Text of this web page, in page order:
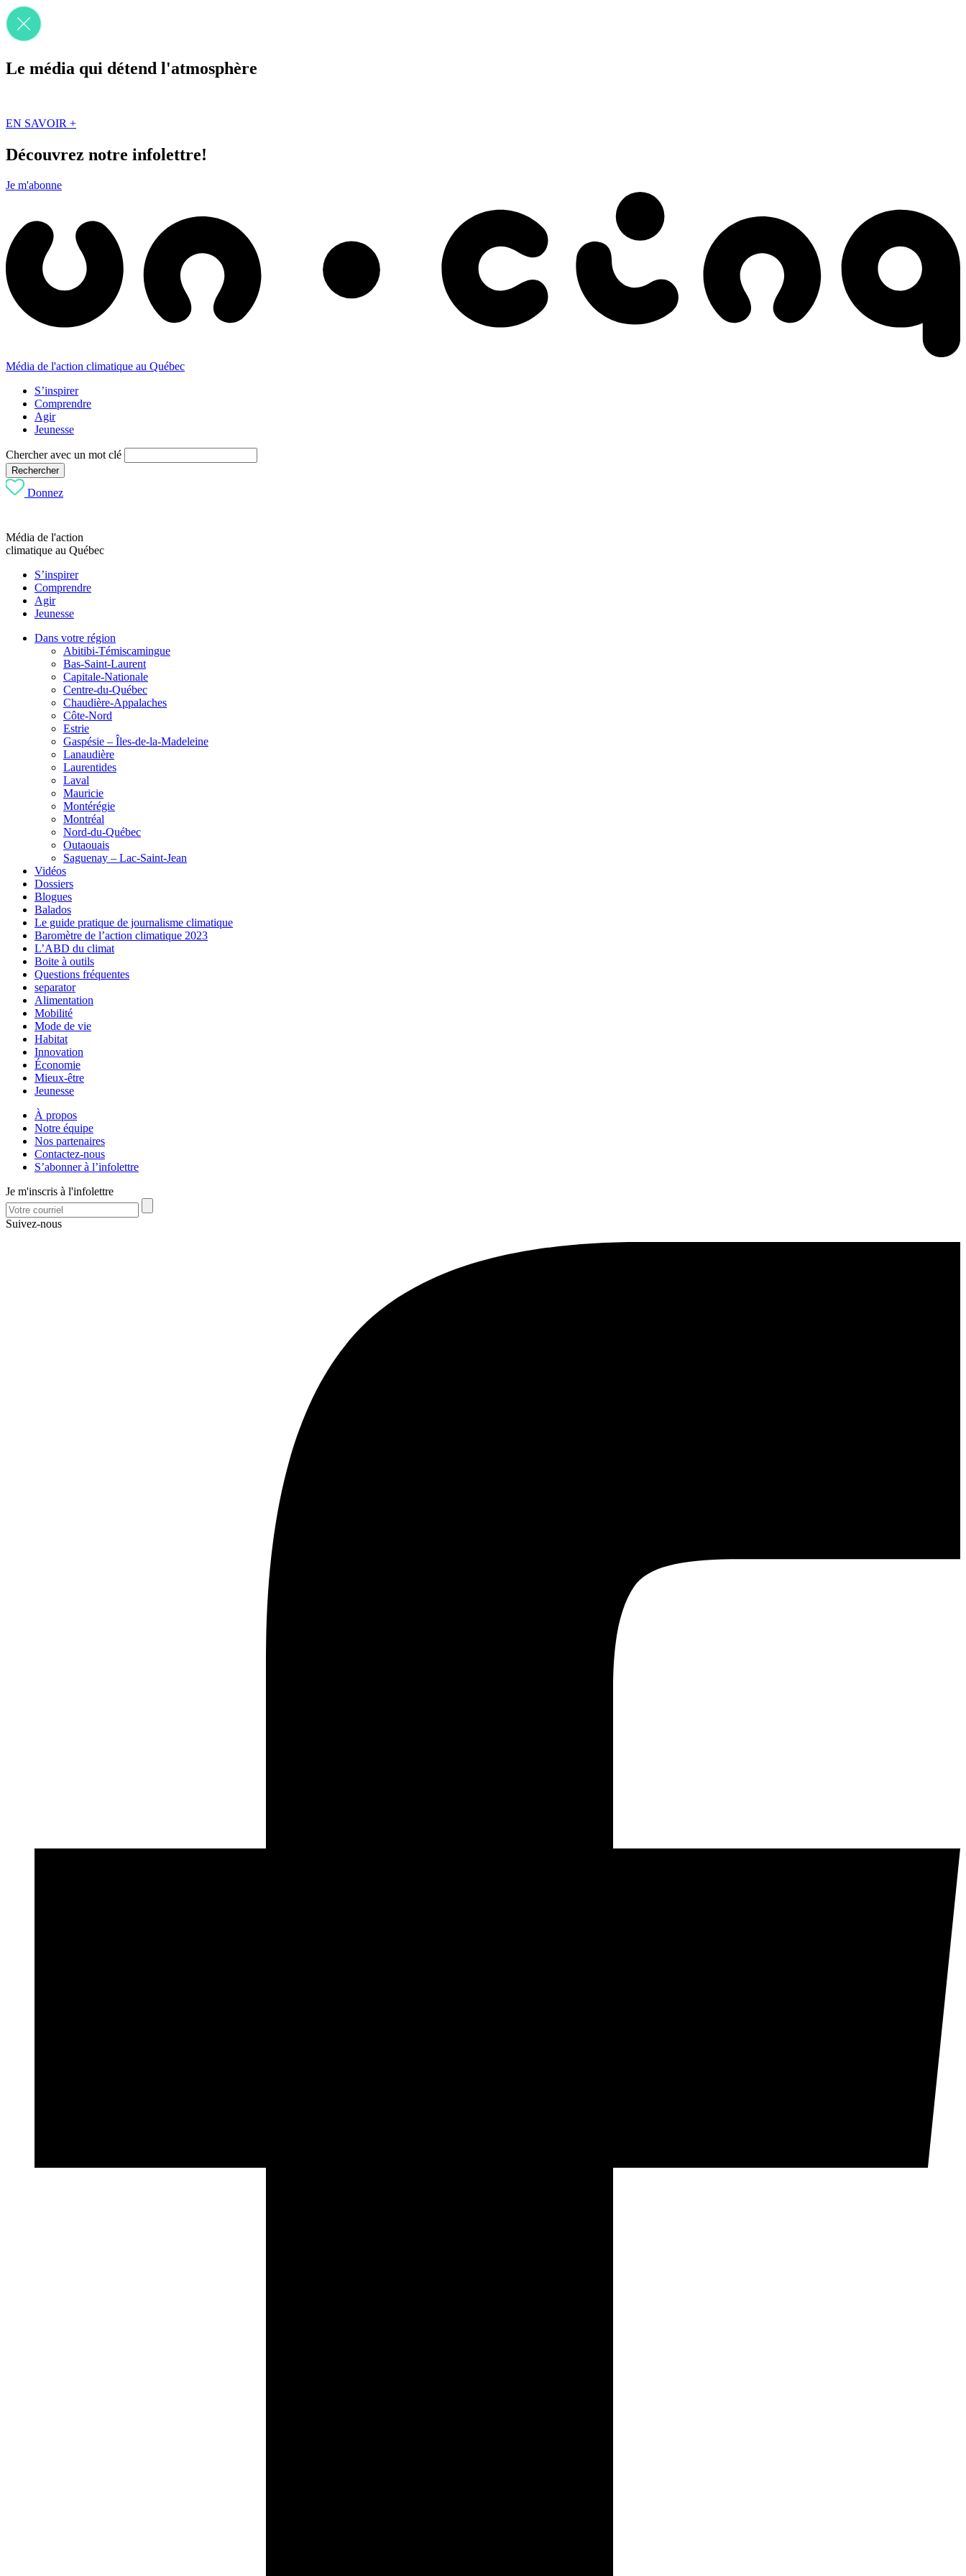
Le média qui détend l'atmosphère
EN SAVOIR +
Découvrez notre infolettre!
Je m'abonne
Média de l'action climatique au Québec
S’inspirer
Comprendre
Agir
Jeunesse
Chercher avec un mot clé
Rechercher
Donnez
Média de l'action
climatique au Québec
S’inspirer
Comprendre
Agir
Jeunesse
Dans votre région
Abitibi-Témiscamingue
Bas-Saint-Laurent
Capitale-Nationale
Centre-du-Québec
Chaudière-Appalaches
Côte-Nord
Estrie
Gaspésie – Îles-de-la-Madeleine
Lanaudière
Laurentides
Laval
Mauricie
Montérégie
Montréal
Nord-du-Québec
Outaouais
Saguenay – Lac-Saint-Jean
Vidéos
Dossiers
Blogues
Balados
Le guide pratique de journalisme climatique
Baromètre de l’action climatique 2023
L’ABD du climat
Boite à outils
Questions fréquentes
separator
Alimentation
Mobilité
Mode de vie
Habitat
Innovation
Économie
Mieux-être
Jeunesse
À propos
Notre équipe
Nos partenaires
Contactez-nous
S’abonner à l’infolettre
Je m'inscris à l'infolettre
Suivez-nous